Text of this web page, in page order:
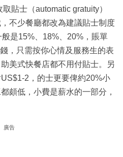
貼士（automatic gratuity）
不少餐廳都改為建議貼士制度
般是15%、18%、20%，賬單
，只需按你心情及服務生的表
美式快餐店都不用付貼士。另
2，的士更要俾約20%小
頗低，小費是薪水的一部分，
廣告